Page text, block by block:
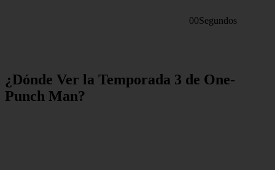
00Segundos
¿Dónde Ver la Temporada 3 de One-
Punch Man?